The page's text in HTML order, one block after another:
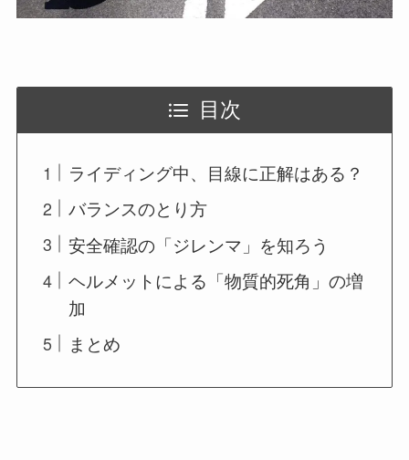
目次
ライディング中、目線に正解はある？
バランスのとり方
安全確認の「ジレンマ」を知ろう
ヘルメットによる「物質的死角」の増
加
まとめ